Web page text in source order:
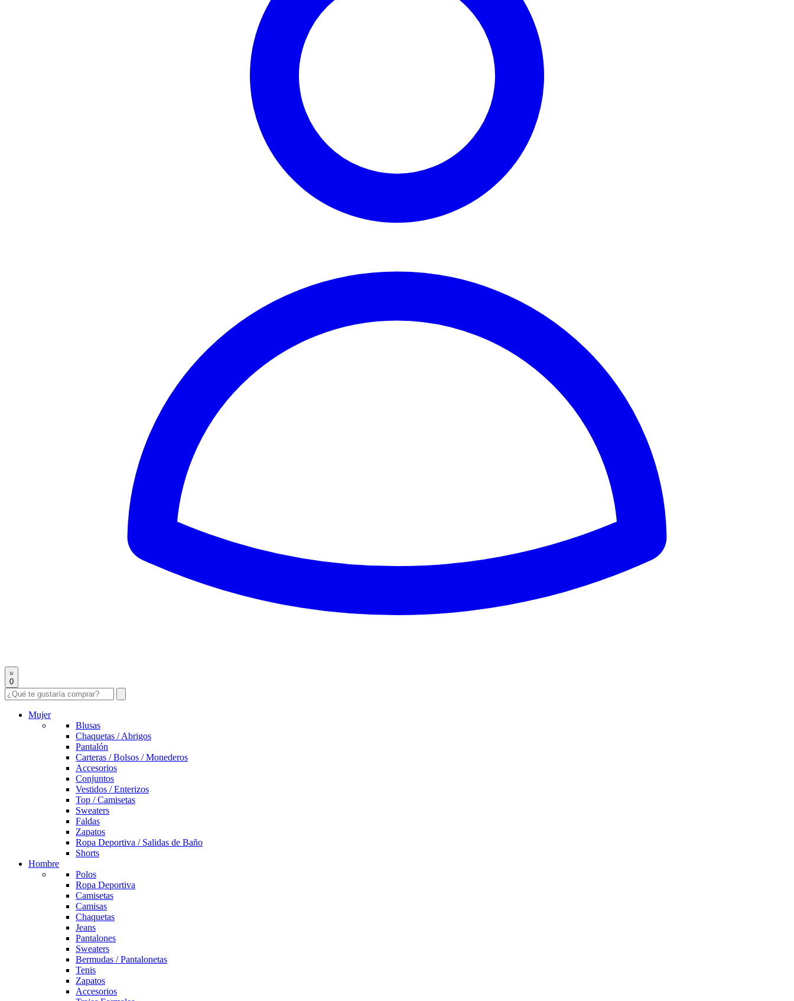
0
Mujer
Blusas
Chaquetas / Abrigos
Pantalón
Carteras / Bolsos / Monederos
Accesorios
Conjuntos
Vestidos / Enterizos
Top / Camisetas
Sweaters
Faldas
Zapatos
Ropa Deportiva / Salidas de Baño
Shorts
Hombre
Polos
Ropa Deportiva
Camisetas
Camisas
Chaquetas
Jeans
Pantalones
Sweaters
Bermudas / Pantalonetas
Tenis
Zapatos
Accesorios